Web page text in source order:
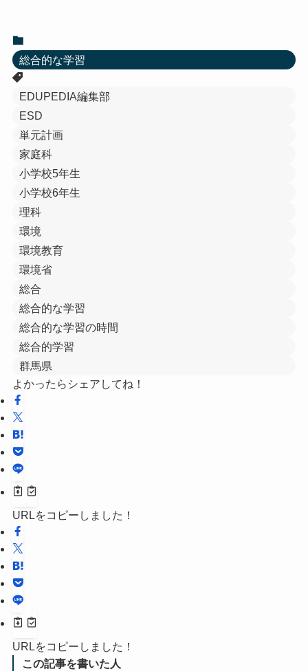
総合的な学習
EDUPEDIA編集部
ESD
単元計画
家庭科
小学校5年生
小学校6年生
理科
環境
環境教育
環境省
総合
総合的な学習
総合的な学習の時間
総合的学習
群馬県
よかったらシェアしてね！
URLをコピーしました！
URLをコピーしました！
この記事を書いた人